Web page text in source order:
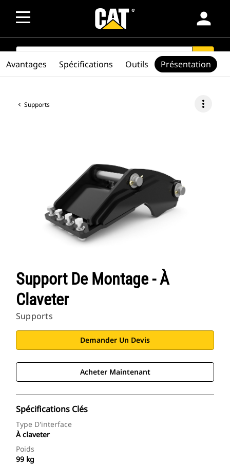
person
SEARCH search
Supports more_vert
Support De Montage - À
Claveter
Supports
Demander Un Devis
Acheter Maintenant
Spécifications Clés
Type D'interface
À claveter
Poids
99 kg
Avantages Spécifications Outils Présentation